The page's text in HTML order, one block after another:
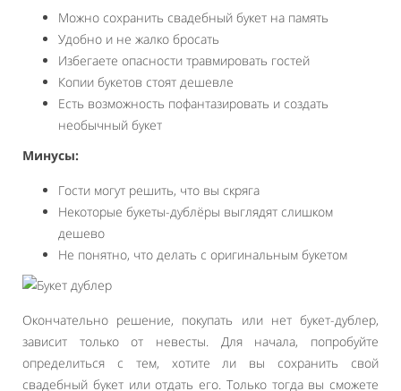
Можно сохранить свадебный букет на память
Удобно и не жалко бросать
Избегаете опасности травмировать гостей
Копии букетов стоят дешевле
Есть возможность пофантазировать и создать
необычный букет
Минусы:
Гости могут решить, что вы скряга
Некоторые букеты-дублёры выглядят слишком
дешево
Не понятно, что делать с оригинальным букетом
Окончательно решение, покупать или нет букет-дублер,
зависит только от невесты. Для начала, попробуйте
определиться с тем, хотите ли вы сохранить свой
свадебный букет или отдать его. Только тогда вы сможете